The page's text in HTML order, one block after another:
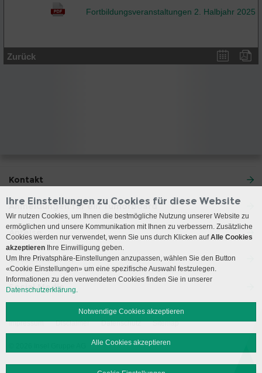
Fortbildungsveranstaltungen 2. Halbjahr 2025
Zurück
Kontakt
Anmeldungen für ein Tumorboard
Anreise
Besuchszeiten
Social Media
Impressum Disclaimer Datenschutz Sitemap
Ihre Einstellungen zu Cookies für diese Website
Wir nutzen Cookies, um Ihnen die bestmögliche Nutzung unserer Website zu
ermöglichen und unsere Kommunikation mit Ihnen zu verbessern. Zusätzliche
Cookies werden nur verwendet, wenn Sie uns durch Klicken aufAlle Cookies
akzeptieren Ihre Einwilligung geben.
Um Ihre Privatsphäre-Einstellungen anzupassen, wählen Sie den Button
«Cookie Einstellungen» um eine spezifische Auswahl festzulegen.
Informationen zu den verwendeten Cookies finden Sie in unserer
Datenschutzerklärung.
Notwendige Cookies akzeptieren
Alle Cookies akzeptieren